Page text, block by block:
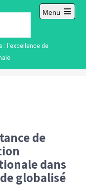
: l'excellence de
Menu
Open
de
dans
globalisé